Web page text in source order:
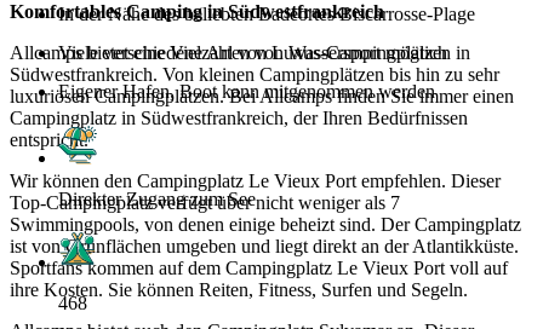
Komfortables Camping in Südwestfrankreich
Allcamps bietet eine Vielzahl von Luxus-Campingplätzen in
Südwestfrankreich. Von kleinen Campingplätzen bis hin zu sehr
luxuriösen Campingplätzen. Bei Allcamps finden Sie immer einen
Campingplatz in Südwestfrankreich, der Ihren Bedürfnissen
entspricht.
Wir können den Campingplatz Le Vieux Port empfehlen. Dieser
Top-Campingplatz verfügt über nicht weniger als 7
Swimmingpools, von denen einige beheizt sind. Der Campingplatz
ist von Grünflächen umgeben und liegt direkt an der Atlantikküste.
Sportfans kommen auf dem Campingplatz Le Vieux Port voll auf
ihre Kosten. Sie können Reiten, Fitness, Surfen und Segeln.
In der Nähe des beliebten Badeortes Biscarrosse-Plage
Viele verschiedene Arten von Wassersport möglich
Eigener Hafen, Boot kann mitgenommen werden
Direkter Zugang zum See
468